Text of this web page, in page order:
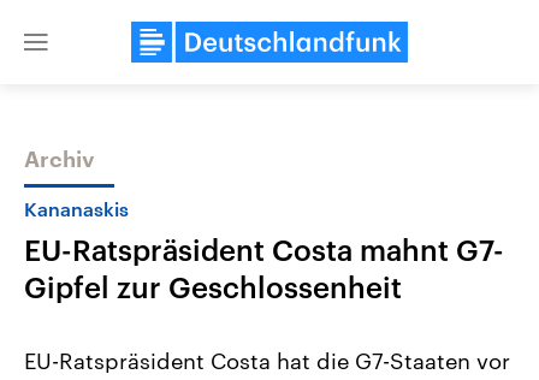
Close
Themen
Archiv
Kananaskis
EU-Ratspräsident Costa mahnt G7-
Gipfel zur Geschlossenheit
EU-Ratspräsident Costa hat die G7-Staaten vor